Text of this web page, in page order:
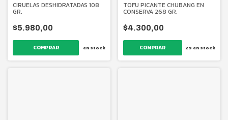
CIRUELAS DESHIDRATADAS 108
GR.
$5.980,00
en stock
TOFU PICANTE CHUBANG EN
CONSERVA 268 GR.
$4.300,00
29 en stock